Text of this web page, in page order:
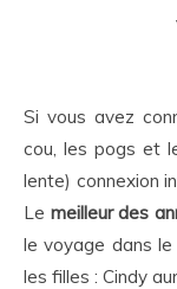
Si vous avez
cou, les pogs et
lente) connexion
Le meilleur des
le voyage dans
les filles : Cindy